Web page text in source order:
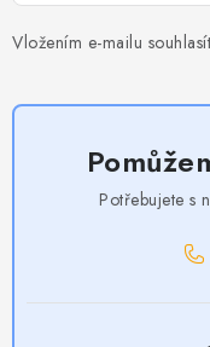
Vložením e-mailu
Potřebujete s